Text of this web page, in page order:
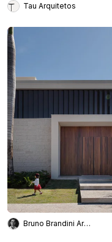
Tau Arquitetos
Bruno Brandini Arquitetura